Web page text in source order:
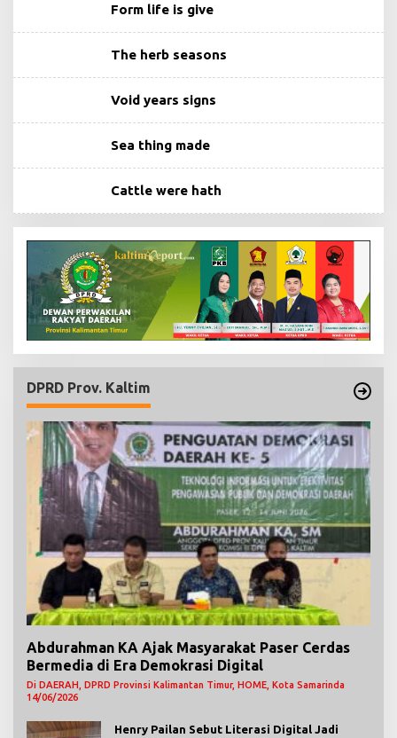
Form life is give
The herb seasons
Void years signs
Sea thing made
Cattle were hath
DPRD Prov. Kaltim
Abdurahman KA Ajak Masyarakat Paser Cerdas
Bermedia di Era Demokrasi Digital
Di DAERAH, DPRD Provinsi Kalimantan Timur, HOME, Kota Samarinda
14/06/2026
Henry Pailan Sebut Literasi Digital Jadi